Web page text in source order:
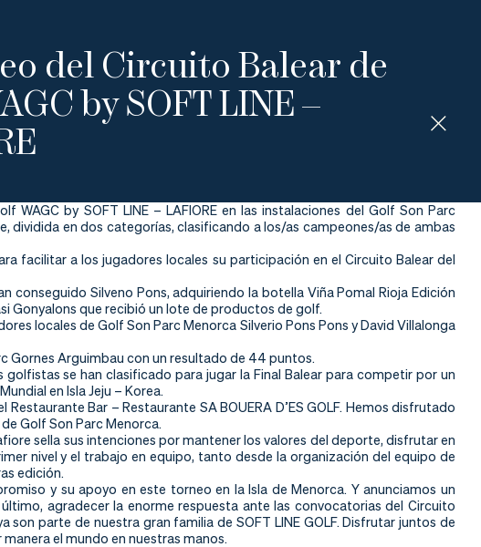
del Circuito Balear de
by SOFT LINE –
WAGC by SOFT LINE – LAFIORE en las instalaciones del Golf Son Parc
dividida en dos categorías, clasificando a los/as campeones/as de ambas
facilitar a los jugadores locales su participación en el Circuito Balear del
conseguido Silveno Pons, adquiriendo la botella Viña Pomal Rioja Edición
Gonyalons que recibió un lote de productos de golf.
locales de Golf Son Parc Menorca Silverio Pons Pons y David Villalonga
Gornes Arguimbau con un resultado de 44 puntos.
se han clasificado para jugar la Final Balear para competir por un
en Isla Jeju – Korea.
Bar – Restaurante SA BOUERA D’ES GOLF. Hemos disfrutado
Golf Son Parc Menorca.
sella sus intenciones por mantener los valores del deporte, disfrutar en
nivel y el trabajo en equipo, tanto desde la organización del equipo de
edición.
y su apoyo en este torneo en la Isla de Menorca. Y anunciamos un
agradecer la enorme respuesta ante las convocatorias del Circuito
parte de nuestra gran familia de SOFT LINE GOLF. Disfrutar juntos de
el mundo en nuestras manos.